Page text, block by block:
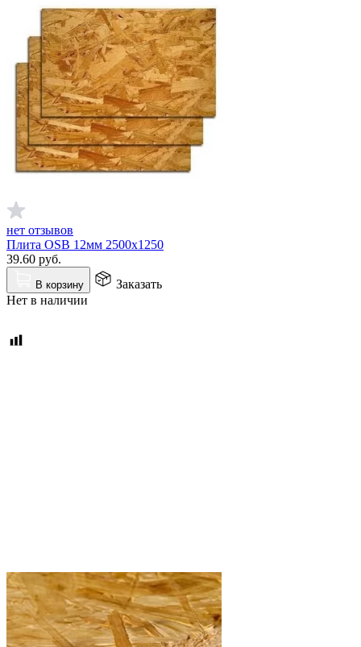
нет отзывов
Плита OSB 12мм 2500x1250
39.60 руб.
В корзину
Заказать
Нет в наличии